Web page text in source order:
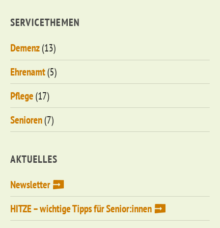
SERVICETHEMEN
Demenz(13)
Ehrenamt(5)
Pflege(17)
Senioren(7)
AKTUELLES
Newsletter
HITZE – wichtige Tipps für Senior:innen